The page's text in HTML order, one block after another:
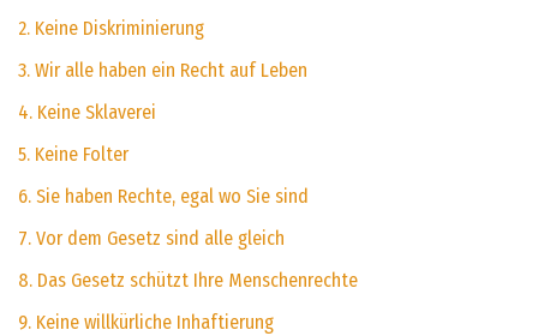
2. Keine Diskriminierung
3. Wir alle haben ein Recht auf Leben
4. Keine Sklaverei
5. Keine Folter
6. Sie haben Rechte, egal wo Sie sind
7. Vor dem Gesetz sind alle gleich
8. Das Gesetz schützt Ihre Menschenrechte
9. Keine willkürliche Inhaftierung